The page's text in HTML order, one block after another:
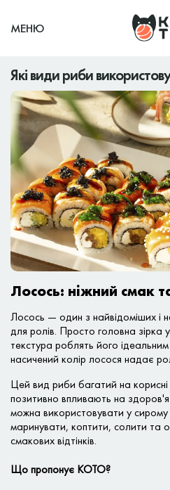
МЕНЮ
Які види риби
Лосось: ніжний смак
Лосось — один з найвідоміших і
для ролів. Просто головна зірка у
текстура роблять його
насичений колір лосося надає
Цей вид риби багатий на
позитивно впливають на
можна використовувати у
маринувати, коптити, солити та
смакових відтінків.
Що пропонує КОТО?